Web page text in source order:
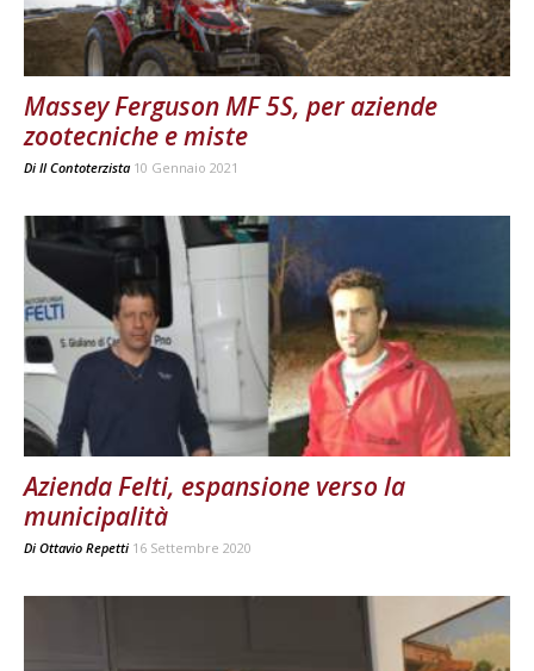
Massey Ferguson MF 5S, per aziende
zootecniche e miste
Di Il Contoterzista 10 Gennaio 2021
Azienda Felti, espansione verso la
municipalità
Di Ottavio Repetti 16 Settembre 2020